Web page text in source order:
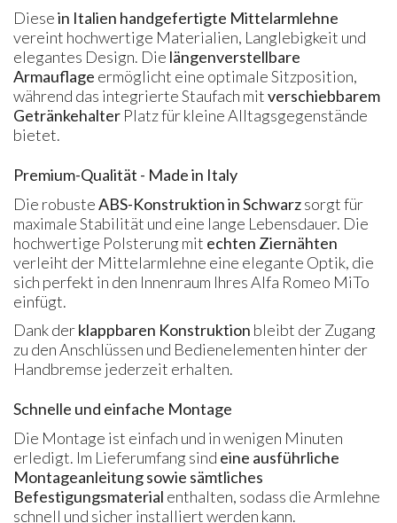
Diesein Italien handgefertigte Mittelarmlehne
vereint hochwertige Materialien, Langlebigkeit und
elegantes Design. Die längenverstellbare
Armauflage ermöglicht eine optimale Sitzposition,
während das integrierte Staufach mitverschiebbarem
Getränkehalter Platz für kleine Alltagsgegenstände
bietet.
Premium-Qualität - Made in Italy
Die robusteABS-Konstruktion in Schwarzsorgt für
maximale Stabilität und eine lange Lebensdauer. Die
hochwertige Polsterung mit echten Ziernähten
verleiht der Mittelarmlehne eine elegante Optik, die
sich perfekt in den Innenraum Ihres Alfa Romeo MiTo
einfügt.
Dank derklappbaren Konstruktion bleibt der Zugang
zu den Anschlüssen und Bedienelementen hinter der
Handbremse jederzeit erhalten.
Schnelle und einfache Montage
Die Montage ist einfach und in wenigen Minuten
erledigt. Im Lieferumfang sind eine ausführliche
Montageanleitung sowie sämtliches
Befestigungsmaterial enthalten, sodass die Armlehne
schnell und sicher installiert werden kann.